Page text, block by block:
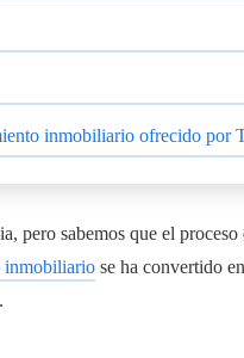
inmobiliario ofrecido por
pero sabemos que el
inmobiliario se ha convertido